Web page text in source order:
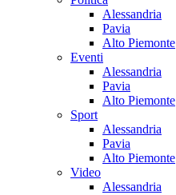
Alessandria
Pavia
Alto Piemonte
Eventi
Alessandria
Pavia
Alto Piemonte
Sport
Alessandria
Pavia
Alto Piemonte
Video
Alessandria